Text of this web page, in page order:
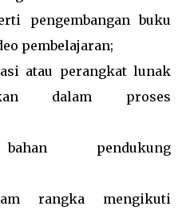
pengembangan buku
pembelajaran;
atau perangkat lunak
dalam proses
pendukung
rangka mengikuti